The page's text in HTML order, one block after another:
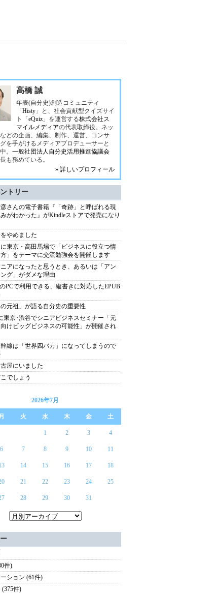
高橋 誠
年表(自分史)創造コミュニティ
「 Histy 」と、社会貢献型クイズサイ
ト「 eQuiz 」を運営する株式会社ス
マイルメディアの代表取締役。ネッ
などの企画、編集、制作、運営、コンサ
を手がけるメディアプロデューサーと
。 一般社団法人自分史活用推進協議会
も務めている。
» 詳しいプロフィール
トリー
さんの電子書籍『「奇跡」と呼ばれる現
がわかった』がKindleストアで発売になり
やめました
に東京・高田馬場で「ビジネスに役立つ情
」をテーマに交流勉強会を開催します
アになったと思うとき、あるいは「アン
グ」がダメな理由
PCで利用できる、縦書きに対応したEPUB
の元祖」が語る自分史の重要性
東京･渋谷でシニアビジネスセミナー「元
けビッグビジネスの可能性」が開催され
線は「世界四バカ」になってしまうので
屋にいました
でしょう
2026年7月
月 火 水 木 金 土
1 2 3 4
6 7 8 9 10 11
14 15 16 17 18
21 22 23 24 25
28 29 30 31
件)
ション (61件)
(375件)